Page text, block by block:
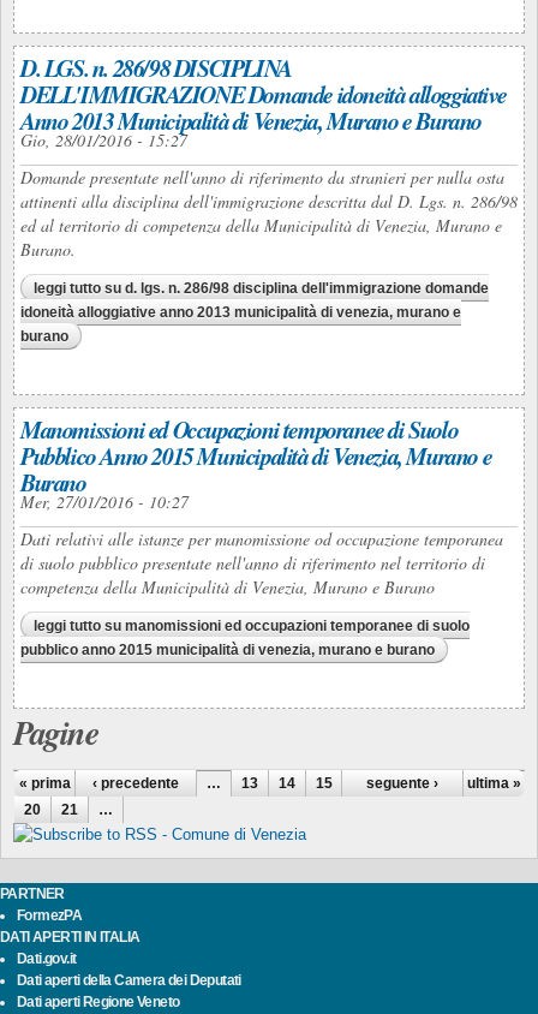
D. LGS. n. 286/98 DISCIPLINA
DELL'IMMIGRAZIONE Domande idoneità alloggiative
Anno 2013 Municipalità di Venezia, Murano e Burano
Gio, 28/01/2016 - 15:27
Domande presentate nell'anno di riferimento da stranieri per nulla osta
attinenti alla disciplina dell'immigrazione descritta dal D. Lgs. n. 286/98
ed al territorio di competenza della Municipalità di Venezia, Murano e
Burano.
leggi tutto su d. lgs. n. 286/98 disciplina dell'immigrazione domande
idoneità alloggiative anno 2013 municipalità di venezia, murano e
burano
Manomissioni ed Occupazioni temporanee di Suolo
Pubblico Anno 2015 Municipalità di Venezia, Murano e
Burano
Mer, 27/01/2016 - 10:27
Dati relativi alle istanze per manomissione od occupazione temporanea
di suolo pubblico presentate nell'anno di riferimento nel territorio di
competenza della Municipalità di Venezia, Murano e Burano
leggi tutto su manomissioni ed occupazioni temporanee di suolo
pubblico anno 2015 municipalità di venezia, murano e burano
Pagine
« prima ‹ precedente … 13 14 15 16 17 18
19
20
21 …
seguente › ultima »
PARTNER
FormezPA
DATI APERTI IN ITALIA
Dati.gov.it
Dati aperti della Camera dei Deputati
Dati aperti Regione Veneto